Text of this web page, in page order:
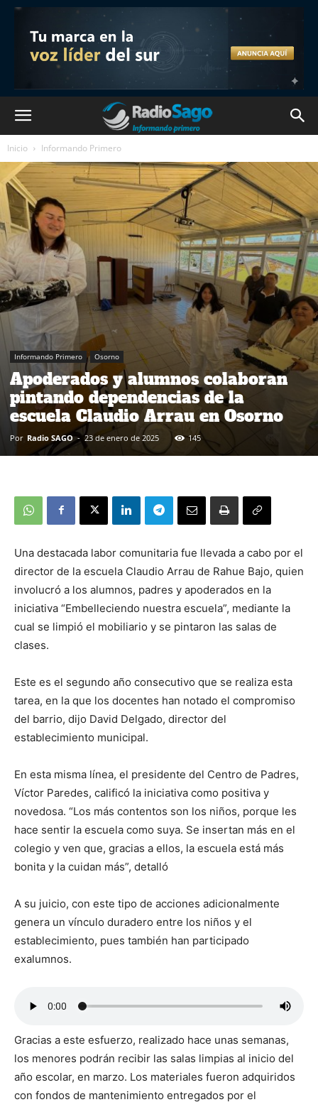
Inicio Informando Primero
Informando Primero Osorno
Apoderados y alumnos colaboran
pintando dependencias de la
escuela Claudio Arrau en Osorno
Por Radio SAGO - 23 de enero de 2025 145
Una destacada labor comunitaria fue llevada a cabo por el
director de la escuela Claudio Arrau de Rahue Bajo, quien
involucró a los alumnos, padres y apoderados en la
iniciativa “Embelleciendo nuestra escuela”, mediante la
cual se limpió el mobiliario y se pintaron las salas de
clases.
Este es el segundo año consecutivo que se realiza esta
tarea, en la que los docentes han notado el compromiso
del barrio, dijo David Delgado, director del
establecimiento municipal.
En esta misma línea, el presidente del Centro de Padres,
Víctor Paredes, calificó la iniciativa como positiva y
novedosa. “Los más contentos son los niños, porque les
hace sentir la escuela como suya. Se insertan más en el
colegio y ven que, gracias a ellos, la escuela está más
bonita y la cuidan más”, detalló
A su juicio, con este tipo de acciones adicionalmente
genera un vínculo duradero entre los niños y el
establecimiento, pues también han participado
exalumnos.
Gracias a este esfuerzo, realizado hace unas semanas,
los menores podrán recibir las salas limpias al inicio del
año escolar, en marzo. Los materiales fueron adquiridos
con fondos de mantenimiento entregados por el